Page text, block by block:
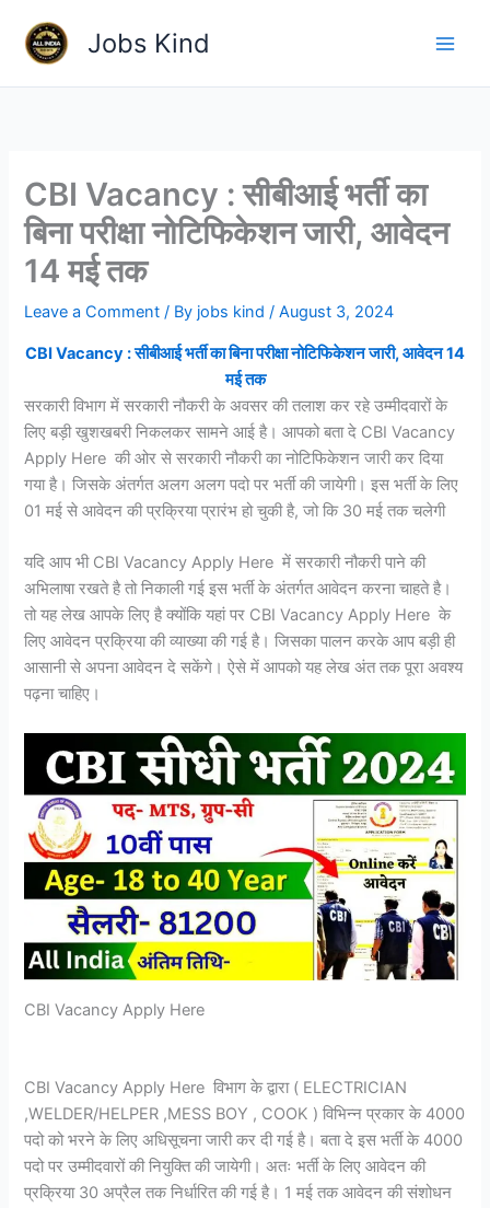
content
Jobs Kind
CBI Vacancy : सीबीआई भर्ती का
बिना परीक्षा नोटिफिकेशन जारी, आवेदन
14 मई तक
Leave a Comment / By jobs kind/August 3, 2024
CBI Vacancy : सीबीआई भर्ती का बिना परीक्षा नोटिफिकेशन जारी, आवेदन 14
मई तक
सरकारी विभाग में सरकारी नौकरी के अवसर की तलाश कर रहे उम्मीदवारों के
लिए बड़ी खुशखबरी निकलकर सामने आई है। आपको बता दे CBI Vacancy
Apply Here की ओर से सरकारी नौकरी का नोटिफिकेशन जारी कर दिया
गया है। जिसके अंतर्गत अलग अलग पदो पर भर्ती की जायेगी। इस भर्ती के लिए
01 मई से आवेदन की प्रक्रिया प्रारंभ हो चुकी है, जो कि 30 मई तक चलेगी
यदि आप भी CBI Vacancy Apply Here में सरकारी नौकरी पाने की
अभिलाषा रखते है तो निकाली गई इस भर्ती के अंतर्गत आवेदन करना चाहते है।
तो यह लेख आपके लिए है क्योंकि यहां पर CBI Vacancy Apply Here के
लिए आवेदन प्रक्रिया की व्याख्या की गई है। जिसका पालन करके आप बड़ी ही
आसानी से अपना आवेदन दे सकेंगे। ऐसे में आपको यह लेख अंत तक पूरा अवश्य
पढ़ना चाहिए।
CBI Vacancy Apply Here
CBI Vacancy Apply Here विभाग के द्वारा ( ELECTRICIAN
,WELDER/HELPER ,MESS BOY , COOK ) विभिन्न प्रकार के 4000
पदो को भरने के लिए अधिसूचना जारी कर दी गई है। बता दे इस भर्ती के 4000
पदो पर उम्मीदवारों की नियुक्ति की जायेगी। अतः भर्ती के लिए आवेदन की
प्रक्रिया 30 अप्रैल तक निर्धारित की गई है। 1 मई तक आवेदन की संशोधन